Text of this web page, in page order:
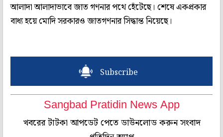
আলাদা আলাদাভাবে জাত গণনার পথে হেঁটেছে। শেষে একপ্রকার
বাধ্য হয়ে মোদি সরকারও জাতগণনার সিদ্ধান্ত নিয়েছে।
Subscribe
Sangbad Pratidin News App
খবরের টাটকা আপডেট পেতে ডাউনলোড করুন সংবাদ